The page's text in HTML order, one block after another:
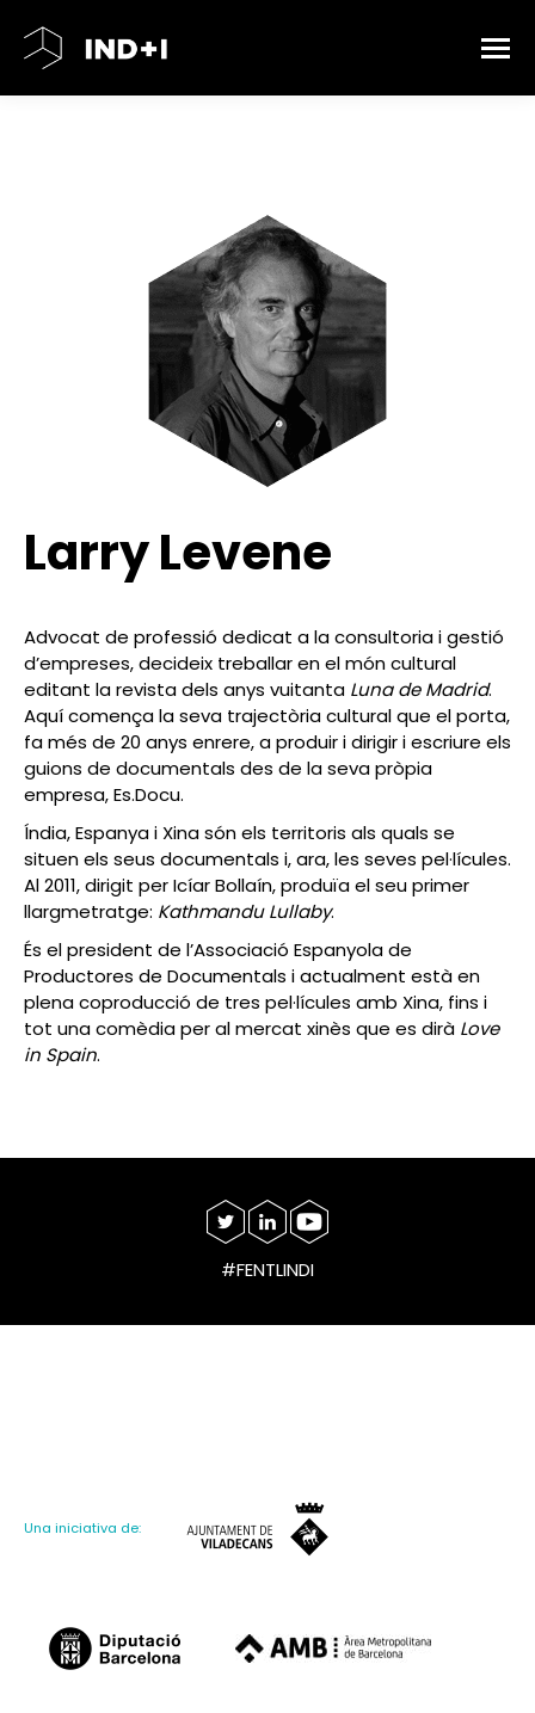
Larry Levene
Advocat de professió dedicat a la consultoria i gestió
d’empreses, decideix treballar en el món cultural
editant la revista dels anys vuitanta Luna de Madrid.
Aquí comença la seva trajectòria cultural que el porta,
fa més de 20 anys enrere, a produir i dirigir i escriure els
guions de documentals des de la seva pròpia
empresa, Es.Docu.
Índia, Espanya i Xina són els territoris als quals se
situen els seus documentals i, ara, les seves pel·lícules.
Al 2011, dirigit per Icíar Bollaín, produïa el seu primer
llargmetratge: Kathmandu Lullaby.
És el president de l’Associació Espanyola de
Productores de Documentals i actualment està en
plena coproducció de tres pel·lícules amb Xina, fins i
tot una comèdia per al mercat xinès que es dirà Love
in Spain.
#FENTLINDI
Una iniciativa de: